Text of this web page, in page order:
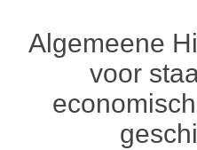
Algemeene
voor